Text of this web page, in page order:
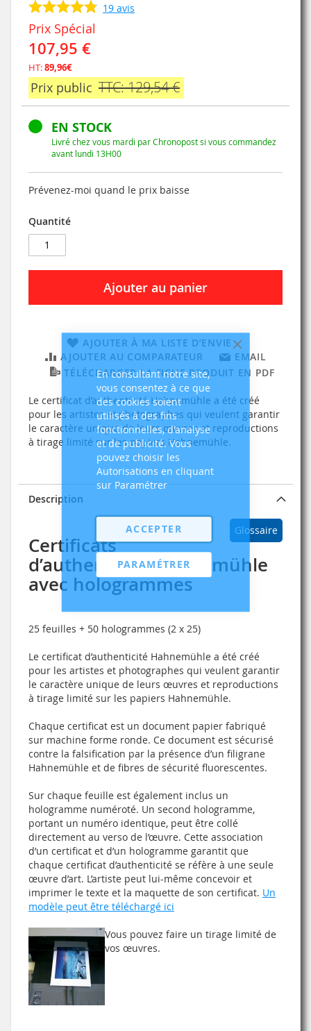
Fermer
En consultant notre site,
vous consentez à ce que
des cookies soient
utilisés à des fins
fonctionnelles, d'analyse
et de publicité. Vous
pouvez choisir les
Autorisations en cliquant
sur Paramétrer
ACCEPTER
PARAMÉTRER
19 avis
Prix Spécial
107,95 €
HT:89,96€
Prix public TTC: 129,54 €
EN STOCK
Livré chez vous mardi par Chronopost si vous commandez
avant lundi 13H00
Prévenez-moi quand le prix baisse
Quantité
Ajouter au panier
AJOUTER À MA LISTE D’ENVIE
AJOUTER AU COMPARATEUR
EMAIL
TÉLÉCHARGER LA FICHE PRODUIT EN PDF
Le certificat d’authenticité Hahnemühle a été créé
pour les artistes et photographes qui veulent garantir
le caractère unique de leurs œuvres et reproductions
à tirage limité sur les papiers Hahnemühle.
Description
Glossaire
Certificats
d’authenticité Hahnemühle
avec hologrammes
25 feuilles + 50 hologrammes (2 x 25)
Le certificat d’authenticité Hahnemühle a été créé
pour les artistes et photographes qui veulent garantir
le caractère unique de leurs œuvres et reproductions
à tirage limité sur les papiers Hahnemühle.
Chaque certificat est un document papier fabriqué
sur machine forme ronde. Ce document est sécurisé
contre la falsification par la présence d’un filigrane
Hahnemühle et de fibres de sécurité fluorescentes.
Sur chaque feuille est également inclus un
hologramme numéroté. Un second hologramme,
portant un numéro identique, peut être collé
directement au verso de l’œuvre. Cette association
d’un certificat et d’un hologramme garantit que
chaque certificat d’authenticité se réfère à une seule
œuvre d’art. L’artiste peut lui-même concevoir et
imprimer le texte et la maquette de son certificat. Un
modèle peut être téléchargé ici
Vous pouvez faire un tirage limité de
vos œuvres.